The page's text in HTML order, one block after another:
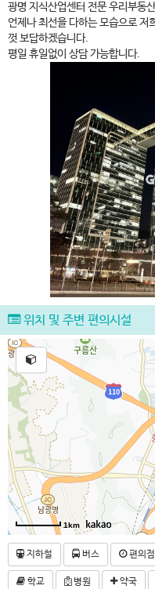
광명 지식산업센터 전문 우리부동
언제나 최선을 다하는 모습으로 저
껏 보답하겠습니다.
평일 휴일없이 상담 가능합니다.
위치 및 주변 편의시설
1km
지하철 버스 편의점
학교 병원 약국